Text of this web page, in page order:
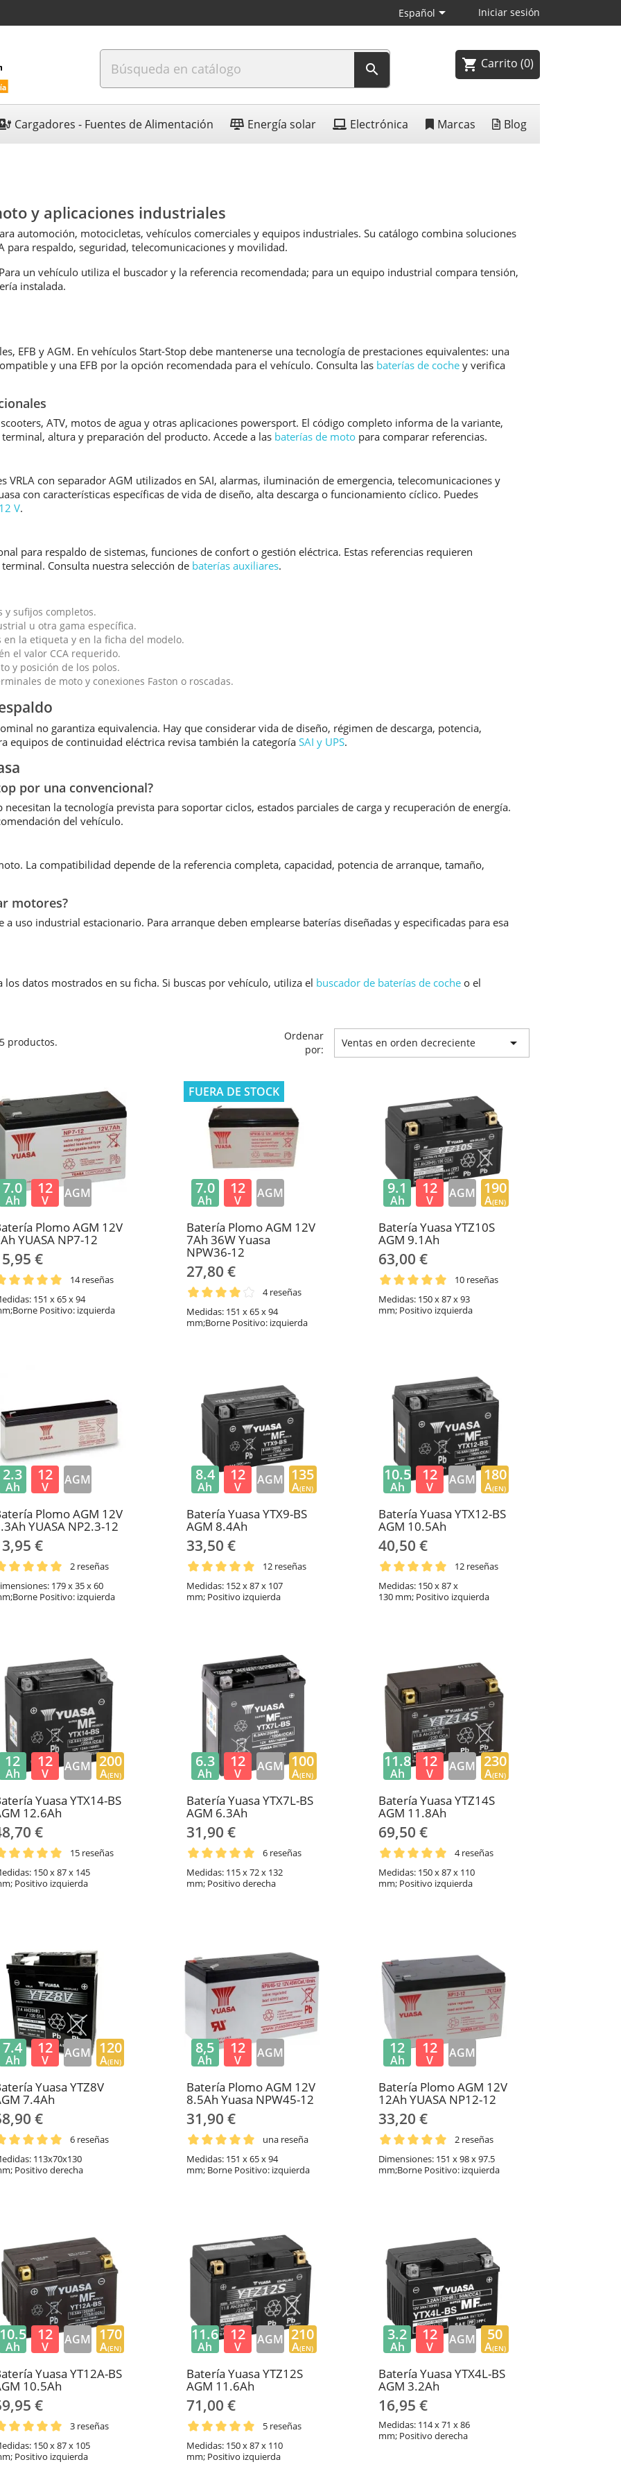
Español Iniciar sesión
 shopping_cart Carrito (0)
Cargadores - Fuentes de Alimentación Energía solar Electrónica Marcas Blog
y aplicaciones industriales
automoción, motocicletas, vehículos comerciales y equipos industriales. Su catálogo combina soluciones
para respaldo, seguridad, telecomunicaciones y movilidad.
un vehículo utiliza el buscador y la referencia recomendada; para un equipo industrial compara tensión,
instalada.
EFB y AGM. En vehículos Start-Stop debe mantenerse una tecnología de prestaciones equivalentes: una
y una EFB por la opción recomendada para el vehículo. Consulta las baterías de coche y verifica
ATV, motos de agua y otras aplicaciones powersport. El código completo informa de la variante,
altura y preparación del producto. Accede a las baterías de moto para comparar referencias.
VRLA con separador AGM utilizados en SAI, alarmas, iluminación de emergencia, telecomunicaciones y
con características específicas de vida de diseño, alta descarga o funcionamiento cíclico. Puedes
V.
para respaldo de sistemas, funciones de confort o gestión eléctrica. Estas referencias requieren
Consulta nuestra selección de baterías auxiliares.
y sufijos completos.
u otra gama específica.
la etiqueta y en la ficha del modelo.
el valor CCA requerido.
y posición de los polos.
de moto y conexiones Faston o roscadas.
no garantiza equivalencia. Hay que considerar vida de diseño, régimen de descarga, potencia,
equipos de continuidad eléctrica revisa también la categoría SAI y UPS.
por una convencional?
la tecnología prevista para soportar ciclos, estados parciales de carga y recuperación de energía.
del vehículo.
La compatibilidad depende de la referencia completa, capacidad, potencia de arranque, tamaño,
motores?
uso industrial estacionario. Para arranque deben emplearse baterías diseñadas y especificadas para esa
los datos mostrados en su ficha. Si buscas por vehículo, utiliza el buscador de baterías de coche o el
productos.
Ordenar
por:
Ventas en orden decreciente 
Plomo AGM 12V
YUASA NP7-12
€
14 reseñas
151 x 65 x 94
Positivo: izquierda
7.0
Ah
12
V AGM
Batería Plomo AGM 12V
7Ah 36W Yuasa
NPW36-12
27,80 €
4 reseñas
Medidas: 151 x 65 x 94
mm;Borne Positivo: izquierda
7.0
Ah
12
V AGM
FUERA DE STOCK
Batería Yuasa YTZ10S
AGM 9.1Ah
63,00 €
10 reseñas
Medidas: 150 x 87 x 93
mm; Positivo izquierda
9.1
Ah
12
V AGM 190
A(EN)
Plomo AGM 12V
YUASA NP2.3-12
€
2 reseñas
179 x 35 x 60
Positivo: izquierda
2.3
Ah
12
V AGM
Batería Yuasa YTX9-BS
AGM 8.4Ah
33,50 €
12 reseñas
Medidas: 152 x 87 x 107
mm; Positivo izquierda
8.4
Ah
12
V AGM 135
A(EN)
Batería Yuasa YTX12-BS
AGM 10.5Ah
40,50 €
12 reseñas
Medidas: 150 x 87 x
130 mm; Positivo izquierda
10.5
Ah
12
V AGM 180
A(EN)
Yuasa YTX14-BS
12.6Ah
€
15 reseñas
150 x 87 x 145
Positivo izquierda
12
Ah
12
V AGM 200
A(EN)
Batería Yuasa YTX7L-BS
AGM 6.3Ah
31,90 €
6 reseñas
Medidas: 115 x 72 x 132
mm; Positivo derecha
6.3
Ah
12
V AGM 100
A(EN)
Batería Yuasa YTZ14S
AGM 11.8Ah
69,50 €
4 reseñas
Medidas: 150 x 87 x 110
mm; Positivo izquierda
11.8
Ah
12
V AGM 230
A(EN)
Yuasa YTZ8V
7.4Ah
€
6 reseñas
113x70x130
Positivo derecha
7.4
Ah
12
V AGM 120
A(EN)
Batería Plomo AGM 12V
8.5Ah Yuasa NPW45-12
31,90 €
una reseña
Medidas: 151 x 65 x 94
mm; Borne Positivo: izquierda
8,5
Ah
12
V AGM
Batería Plomo AGM 12V
12Ah YUASA NP12-12
33,20 €
2 reseñas
Dimensiones: 151 x 98 x 97.5
mm;Borne Positivo: izquierda
12
Ah
12
V AGM
Yuasa YT12A-BS
10.5Ah
€
3 reseñas
150 x 87 x 105
Positivo izquierda
10.5
Ah
12
V AGM 170
A(EN)
Batería Yuasa YTZ12S
AGM 11.6Ah
71,00 €
5 reseñas
Medidas: 150 x 87 x 110
mm; Positivo izquierda
11.6
Ah
12
V AGM 210
A(EN)
Batería Yuasa YTX4L-BS
AGM 3.2Ah
16,95 €
Medidas: 114 x 71 x 86
mm; Positivo derecha
3.2
Ah
12
V AGM 50
A(EN)